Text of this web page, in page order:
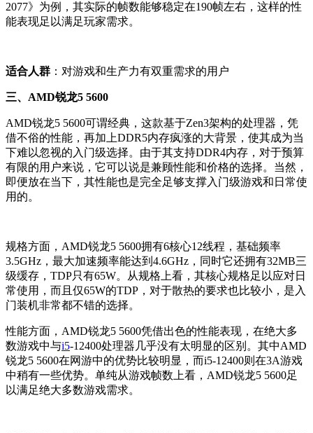
2077》为例，其实际的帧数能够稳定在190帧左右，这样的性
能表现足以满足玩家需求。
适合人群 ：对游戏和生产力有双重需求的用户
三、AMD锐龙5 5600
AMD锐龙5 5600可谓经典，这款基于Zen3架构的处理器，凭
借不俗的性能，再加上DDR5内存疯涨的大背景，使其成为当
下难以忽视的入门级选择。由于其支持DDR4内存，对于预算
有限的用户来说，它可以说是兼顾性能和价格的选择。当然，
即便放在当下，其性能也是完全足够支撑入门级游戏和日常使
用的。
规格方面，AMD锐龙5 5600拥有6核心12线程，基础频率
3.5GHz，最大加速频率能达到4.6GHz，同时它还拥有32MB三
级缓存，TDP只有65W。从规格上看，其核心规格足以应对日
常使用，而且仅65W的TDP，对于散热的要求也比较小，是入
门装机非常都不错的选择。
性能方面，AMD锐龙5 5600凭借出色的性能表现，在绝大多
数游戏中与i5-12400处理器几乎没有太明显的区别。其中AMD
锐龙5 5600在网游中的优势比较明显，而i5-12400则在3A游戏
中稍有一些优势。单纯从游戏帧数上看，AMD锐龙5 5600足
以满足绝大多数游戏需求。